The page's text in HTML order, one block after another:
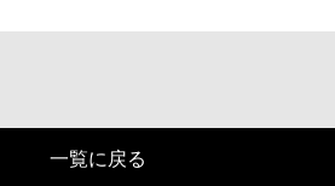
一覧に戻る